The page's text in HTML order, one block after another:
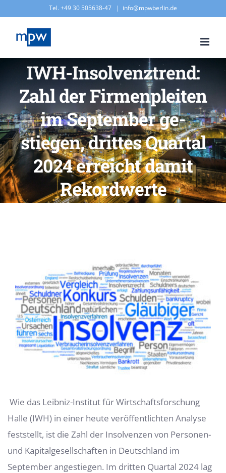
springen
Tel. +49 30 505638-47 | info@mpwberlin.de
IWH-Insolvenztrend:
Zahl der Firmenpleiten
im September ge­
stiegen, drittes Quartal
2024 erreicht damit
Rekordwerte
grösseres
Bild
Wie das Leibniz-Institut für Wirtschaftsforschung
Halle (IWH) in einer heute veröffentlichten Analyse
feststellt, ist die Zahl der Insol­venzen von Personen-
und Kapitalgesellschaften in Deutschland im
September angestiegen. Im dritten Quartal 2024 lag